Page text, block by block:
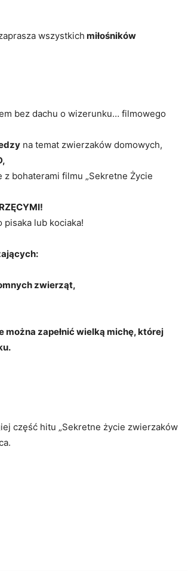
wszystkich miłośników
bez dachu o wizerunku… filmowego
na temat zwierzaków domowych,
bohaterami filmu „Sekretne Życie
pisaka lub kociaka!
zwierząt,
można zapełnić wielką michę, której
część hitu „Sekretne życie zwierzaków